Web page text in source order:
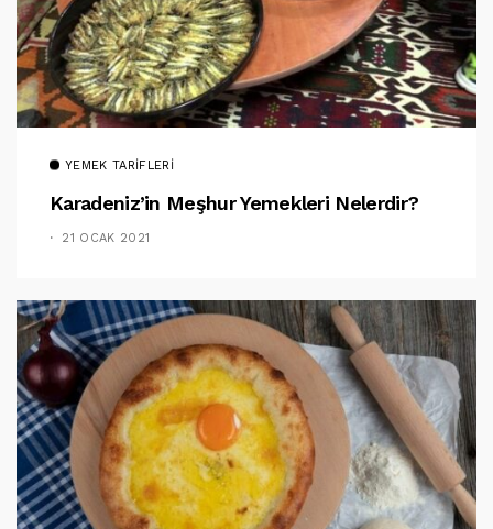
YEMEK TARIFLERI
Karadeniz’in Meşhur Yemekleri Nelerdir?
21 OCAK 2021